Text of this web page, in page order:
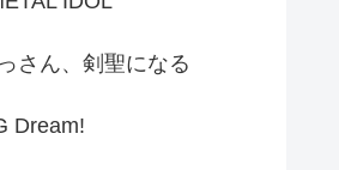
さん、剣聖になる
Dream!